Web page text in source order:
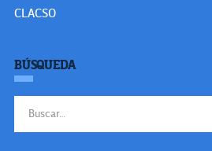
CLACSO
BÚSQUEDA